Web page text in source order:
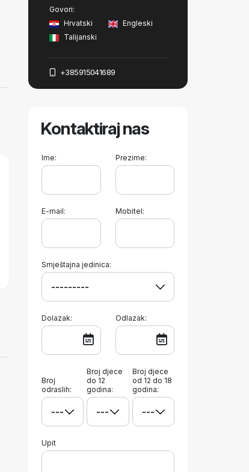
Govori:
Hrvatski
Engleski
Talijanski
+385915041689
Kontaktiraj nas
Ime: Prezime:
E-mail: Mobitel:
Smještajna jedinica:
Dolazak: Odlazak:
Broj
odraslih:
Broj djece
do 12
godina:
Broj djece
od 12 do 18
godina:
Upit